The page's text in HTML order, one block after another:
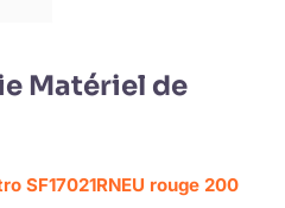
Matériel de
SF17021RNEU rouge 200